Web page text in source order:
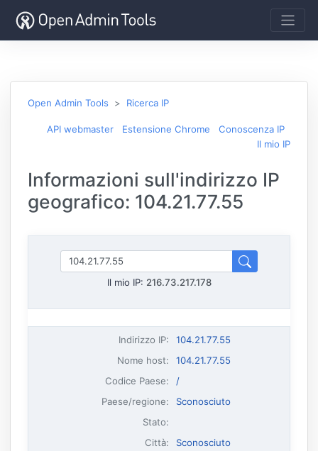
Open Admin Tools Ricerca IP
API webmaster Estensione Chrome
Conoscenza IP
Il mio IP
Informazioni sull'indirizzo IP
geografico: 104.21.77.55
Il mio IP: 216.73.217.178
Indirizzo IP:
104.21.77.55
Nome host:
104.21.77.55
Codice Paese:
/
Paese/regione:
Sconosciuto
Stato:
Città:
Sconosciuto